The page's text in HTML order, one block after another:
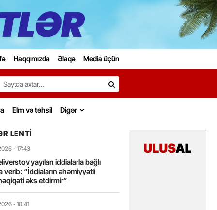
Haqqımızda Əlaqə Media üçün
Search…
Elm və təhsil Digər
LENTI
- 17:43
yayılan iddialarla bağlı
verib: “İddiaların əhəmiyyətli
əks etdirmir”
- 10:41